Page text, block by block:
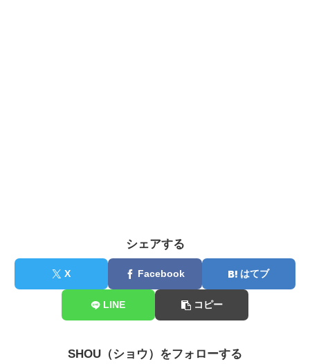
シェアする
X Facebook はてブ
LINE コピー
SHOU（ショウ）をフォローする